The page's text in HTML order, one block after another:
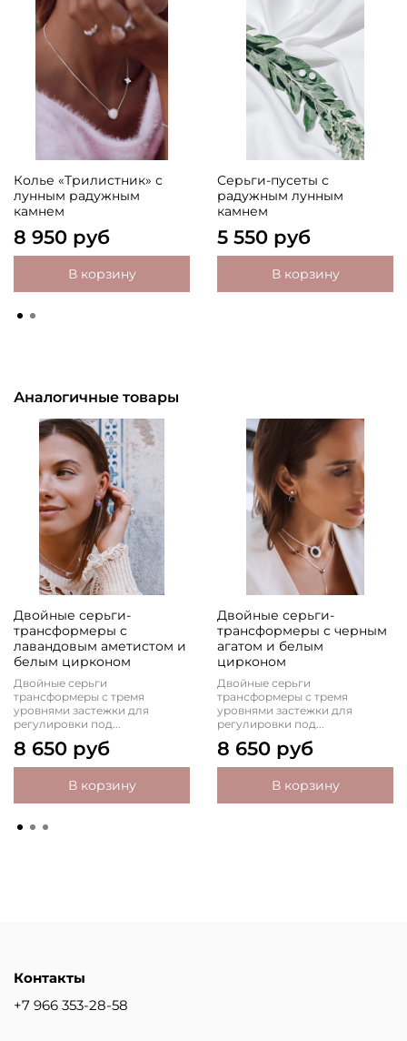
Колье «Трилистник» с
лунным радужным
камнем
8 950 руб
В корзину
Серьги-пусеты с
радужным лунным
камнем
5 550 руб
В корзину
Аналогичные товары
Двойные серьги-
трансформеры с
лавандовым аметистом и
белым цирконом
Двойные серьги
трансформеры с тремя
уровнями застежки для
регулировки под...
8 650 руб
В корзину
Двойные серьги-
трансформеры с черным
агатом и белым
цирконом
Двойные серьги
трансформеры с тремя
уровнями застежки для
регулировки под...
8 650 руб
В корзину
Контакты
+7 966 353-28-58